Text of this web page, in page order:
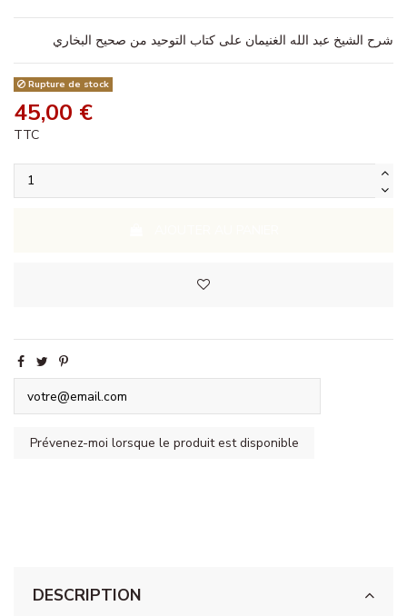
شرح الشيخ عبد الله الغنيمان على كتاب التوحيد من صحيح البخاري
Rupture de stock
45,00 €
TTC
DESCRIPTION